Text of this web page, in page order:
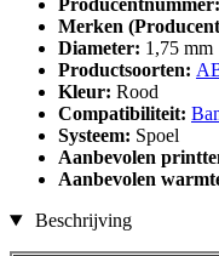
Producentnummer:
Merken
Diameter: 1,75 mm
Productsoorten:
Kleur: Rood
Compatibiliteit:
Systeem: Spoel
Aanbevolen
Aanbevolen
Beschrijving